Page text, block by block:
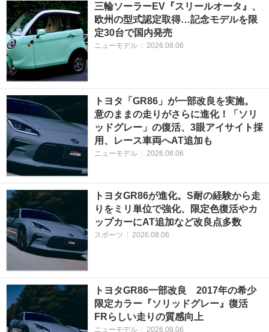
三輪ソーラーEV『スリールオータ』、
欧州の型式認定取得…記念モデルを限
定30台で国内発売
ニューモデル 2026.08.06
トヨタ「GR86」が一部改良を実施。
意のままの走りがさらに進化！「ソリ
ッドグレー」の復活、3眼アイサイト採
用、レース車両へAT追加も
ニューモデル 2026.08.06
トヨタGR86が進化。S耐の経験から走
りをミリ単位で強化、限定色復活やカ
ップカーにAT追加など改良点多数
スポーツ | 2026.08.06
トヨタGR86一部改良 2017年の希少
限定カラー『ソリッドグレー』復活
FRらしい走りの質感向上
ニューモデル | 2026.08.06